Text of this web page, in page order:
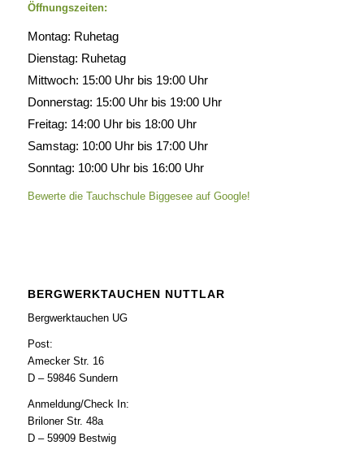
Öffnungszeiten:
Montag: Ruhetag
Dienstag: Ruhetag
Mittwoch: 15:00 Uhr bis 19:00 Uhr
Donnerstag: 15:00 Uhr bis 19:00 Uhr
Freitag: 14:00 Uhr bis 18:00 Uhr
Samstag: 10:00 Uhr bis 17:00 Uhr
Sonntag: 10:00 Uhr bis 16:00 Uhr
Bewerte die Tauchschule Biggesee auf Google!
BERGWERKTAUCHEN NUTTLAR
Bergwerktauchen UG
Post:
Amecker Str. 16
D – 59846 Sundern
Anmeldung/Check In:
Briloner Str. 48a
D – 59909 Bestwig